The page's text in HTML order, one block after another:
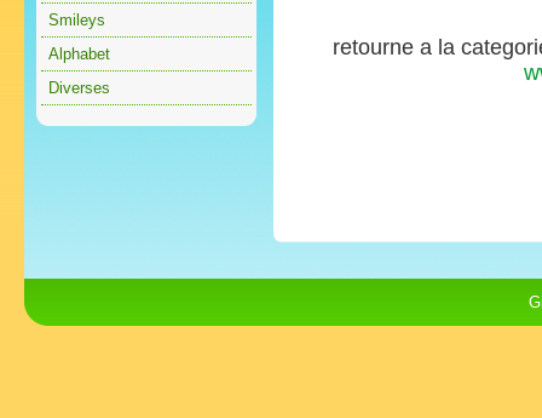
Smileys
Alphabet
Diverses
retourne a la